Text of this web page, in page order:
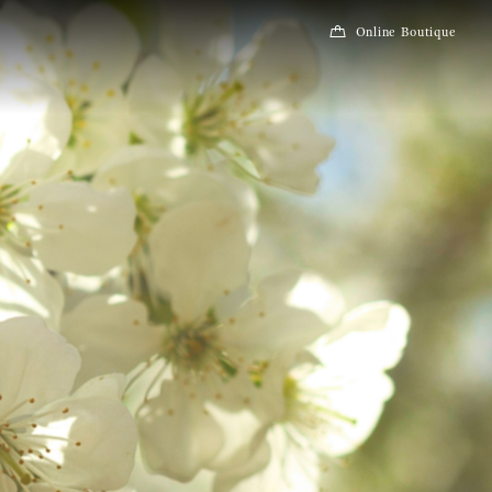
Online Boutique